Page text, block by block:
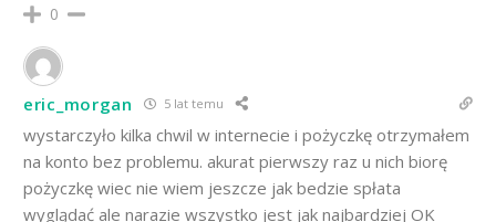
0
eric_morgan 5 lat temu
wystarczyło kilka chwil w internecie i pożyczkę otrzymałem
na konto bez problemu. akurat pierwszy raz u nich biorę
pożyczkę wiec nie wiem jeszcze jak bedzie spłata
wyglądać ale narazie wszystko jest jak najbardziej OK